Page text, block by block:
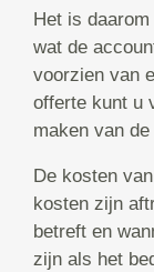
Het is
wat de
voorzien van
offerte kunt u
maken van
De kosten
kosten zijn
betreft en
zijn als het